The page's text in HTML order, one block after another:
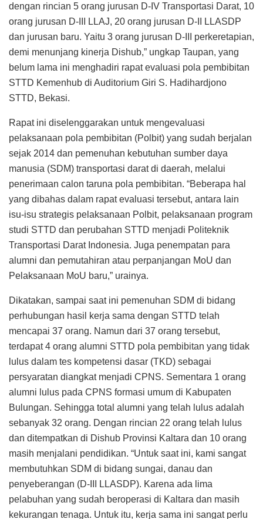
dengan rincian 5 orang jurusan D-IV Transportasi Darat, 10
orang jurusan D-III LLAJ, 20 orang jurusan D-II LLASDP
dan jurusan baru. Yaitu 3 orang jurusan D-III perkeretapian,
demi menunjang kinerja Dishub,” ungkap Taupan, yang
belum lama ini menghadiri rapat evaluasi pola pembibitan
STTD Kemenhub di Auditorium Giri S. Hadihardjono
STTD, Bekasi.
Rapat ini diselenggarakan untuk mengevaluasi
pelaksanaan pola pembibitan (Polbit) yang sudah berjalan
sejak 2014 dan pemenuhan kebutuhan sumber daya
manusia (SDM) transportasi darat di daerah, melalui
penerimaan calon taruna pola pembibitan. “Beberapa hal
yang dibahas dalam rapat evaluasi tersebut, antara lain
isu-isu strategis pelaksanaan Polbit, pelaksanaan program
studi STTD dan perubahan STTD menjadi Politeknik
Transportasi Darat Indonesia. Juga penempatan para
alumni dan pemutahiran atau perpanjangan MoU dan
Pelaksanaan MoU baru,” urainya.
Dikatakan, sampai saat ini pemenuhan SDM di bidang
perhubungan hasil kerja sama dengan STTD telah
mencapai 37 orang. Namun dari 37 orang tersebut,
terdapat 4 orang alumni STTD pola pembibitan yang tidak
lulus dalam tes kompetensi dasar (TKD) sebagai
persyaratan diangkat menjadi CPNS. Sementara 1 orang
alumni lulus pada CPNS formasi umum di Kabupaten
Bulungan. Sehingga total alumni yang telah lulus adalah
sebanyak 32 orang. Dengan rincian 22 orang telah lulus
dan ditempatkan di Dishub Provinsi Kaltara dan 10 orang
masih menjalani pendidikan. “Untuk saat ini, kami sangat
membutuhkan SDM di bidang sungai, danau dan
penyeberangan (D-III LLASDP). Karena ada lima
pelabuhan yang sudah beroperasi di Kaltara dan masih
kekurangan tenaga. Untuk itu, kerja sama ini sangat perlu